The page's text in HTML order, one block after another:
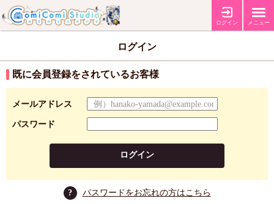
ログイン メニュー
ログイン
既に会員登録をされているお客様
メールアドレス
パスワード
ログイン
? パスワードをお忘れの方はこちら